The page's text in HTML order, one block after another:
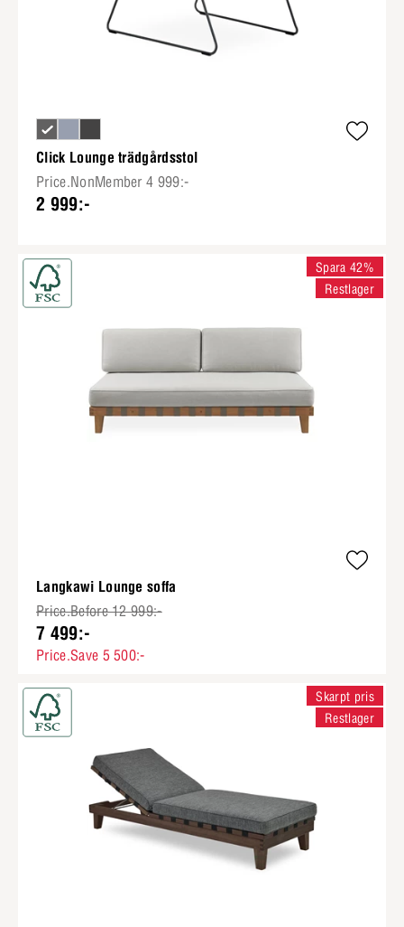
Click Lounge trädgårdsstol
Price.NonMember 4 999:-
2 999:-
Langkawi Lounge soffa
Price.Before 12 999:-
7 499:-
Price.Save 5 500:-
Spara 42%
Restlager
Skarpt pris
Restlager